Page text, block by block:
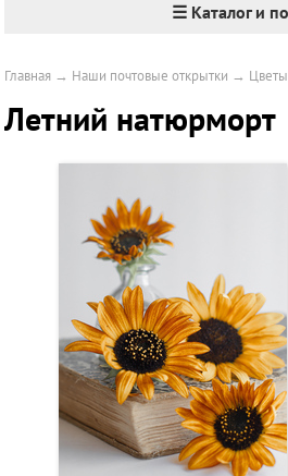
☰ Каталог и
Главная → Наши почтовые открытки →
Летний натюрморт